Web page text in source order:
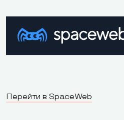
Перейти в SpaceWeb